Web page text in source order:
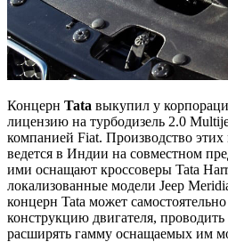
Концерн Tata выкупил у
лицензию на турбодизель 2.0
компанией Fiat. Производство
ведется в Индии на совместном
ими оснащают кроссоверы Tata
локализованные модели Jeep
концерн Tata может
конструкцию двигателя,
расширять гамму оснащаемых им